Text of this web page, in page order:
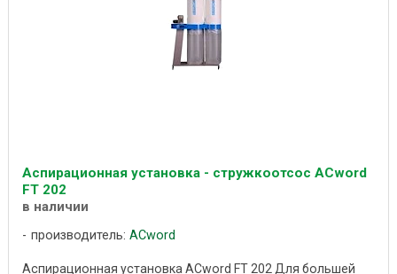
Аспирационная установка - стружкоотсос ACword
FT 202
в наличии
производитель: ACword
Аспирационная установка ACword FT 202 Для большей